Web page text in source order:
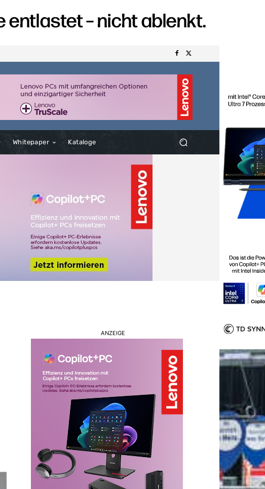
Whitepaper Kataloge
ANZEIGE